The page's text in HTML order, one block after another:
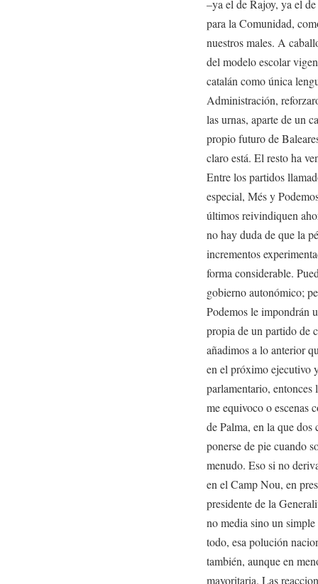
–ya el de Rajoy, ya el
para la Comunidad,
nuestros males. A
del modelo escolar
catalán como única
Administración,
las urnas, aparte de un
propio futuro de
claro está. El resto ha
Entre los partidos
especial, Més y
últimos reivindiquen
no hay duda de que la
incrementos
forma considerable.
gobierno autonómico;
Podemos le impondrán
propia de un partido de
añadimos a lo anterior
en el próximo ejecutivo
parlamentario,
me equivoco o escenas
de Palma, en la que dos
ponerse de pie cuando
menudo. Eso si no
en el Camp Nou, en
presidente de la
no media sino un
todo, esa polución
también, aunque en
mayoritaria. Las